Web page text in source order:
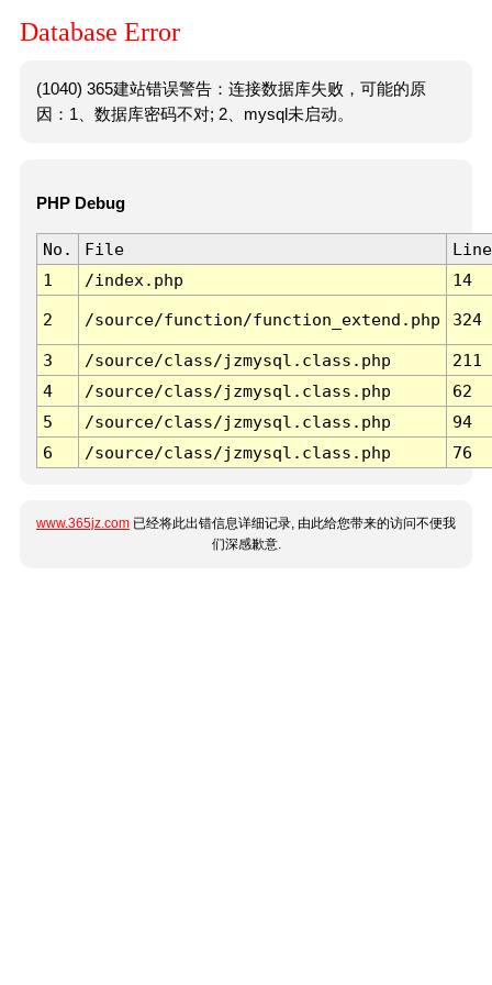
Database Error
(1040) 365建站错误警告：连接数据库失败，可能的原
因：1、数据库密码不对; 2、mysql未启动。
PHP Debug
No. File
Line
1
/index.php 14
2 /source/function/function_extend.php 324
3 /source/class/jzmysql.class.php
211
4
/source/class/jzmysql.class.php
62
5
/source/class/jzmysql.class.php
94
6
/source/class/jzmysql.class.php 76
www.365jz.com 已经将此出错信息详细记录, 由此给您带来的访问不便我
们深感歉意.